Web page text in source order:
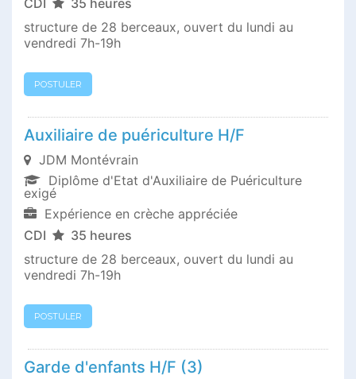
CDI
35 heures
structure de 28 berceaux, ouvert du lundi au
vendredi 7h-19h
POSTULER
Auxiliaire de puériculture H/F
JDM Montévrain
Diplôme d'Etat d'Auxiliaire de Puériculture
exigé
Expérience en crèche appréciée
CDI
35 heures
structure de 28 berceaux, ouvert du lundi au
vendredi 7h-19h
POSTULER
Garde d'enfants H/F (3)